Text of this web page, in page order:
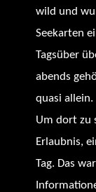
wild und
Seekarten
Tagsüber
abends
quasi allein.
Um dort zu
Erlaubnis,
Tag. Das